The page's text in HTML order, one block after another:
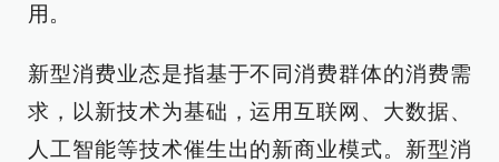
用。
新型消费业态是指基于不同消费群体的消费需
求，以新技术为基础，运用互联网、大数据、
人工智能等技术催生出的新商业模式。新型消